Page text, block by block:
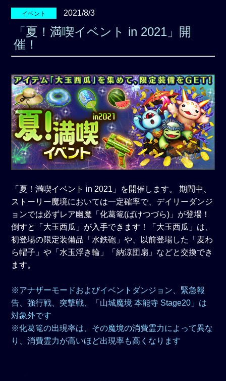
イベント 2021/8/3
「夏！満喫イベント in 2021」開
催！
「夏！満喫イベント in 2021」を開催します。 期間中、
ストーリー魔境においては一定確率で、デイリーダンジ
ョンでは必ずレア幽魔「化葛篭(ばけつづら)」が登場！
倒すと「大玉西瓜」が入手できます！「大玉西瓜」は、
初登場の限定装備品「水鉄砲」や、以前登場した「麦わ
ら帽子」や「水玉浮き輪」「納涼団扇」などと交換でき
ます。
※アナザーモードおよびイベントダンジョン、緊急報
告、強行戦、突撃戦、「山城魔境 本能寺 Stage20」は
対象外です
※化葛篭の出現率は、その魔境の消費霊力によって異な
り、消費霊力が高いほど出現率も高くなります